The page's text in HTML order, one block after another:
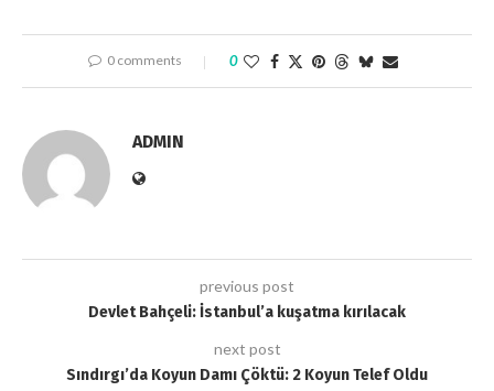
0 comments 0
ADMIN
previous post
Devlet Bahçeli: İstanbul’a kuşatma kırılacak
next post
Sındırgı’da Koyun Damı Çöktü: 2 Koyun Telef Oldu